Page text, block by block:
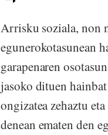
Arrisku soziala, non
egunerokotasunean
garapenaren
jasoko dituen
ongizatea zehaztu
denean ematen den